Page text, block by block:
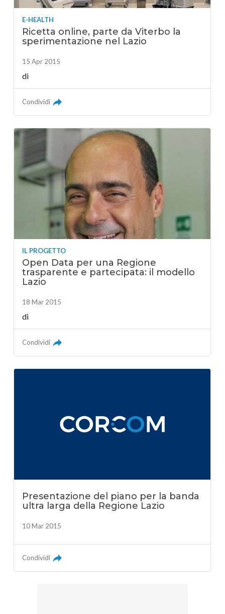
E-HEALTH
Ricetta online, parte da Viterbo la
sperimentazione nel Lazio
15 Apr 2015
di
Condividi
IL PROGETTO
Open Data per una Regione
trasparente e partecipata: il modello
Lazio
18 Mar 2015
di
Condividi
Presentazione del piano per la banda
ultra larga della Regione Lazio
10 Mar 2015
Condividi